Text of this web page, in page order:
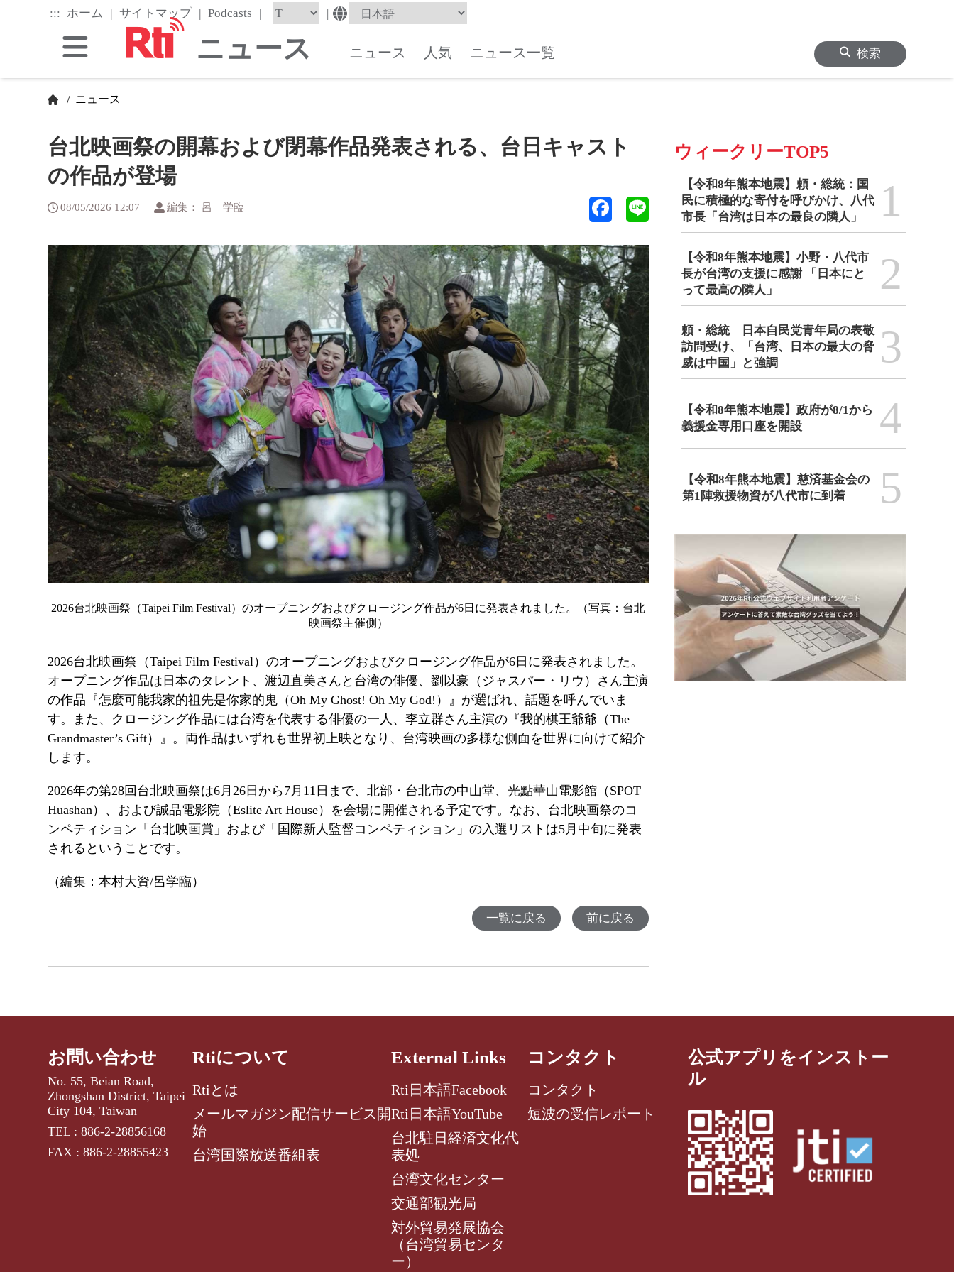
::: ホーム | サイトマップ | Podcasts | |
ニュース | ニュース 人気 ニュース一覧 検索
/ ニュース
台北映画祭の開幕および閉幕作品発表される、台日キャスト
の作品が登場
08/05/2026 12:07 編集： 呂 学臨
2026台北映画祭（Taipei Film Festival）のオープニングおよびクロージング作品が6日に発表されました。（写真：台北
映画祭主催側）
2026台北映画祭（Taipei Film Festival）のオープニングおよびクロージング作品が6 日に発表されました。
オープニング作品は日本のタレント、渡辺直美さんと台湾の俳優、劉以豪（ジャスパー・リウ）さん主演
の作品『怎麼可能我家的祖先是你家的鬼（Oh My Ghost! Oh My God! ）』が選ばれ、話題を呼んでいま
す。また、クロージング作品には台湾を代表する俳優の一人、李立群さん主演の『我的棋王爺爺（The
Grandmaster’s Gift）』。両作品はいずれも世界初上映となり、台湾映画の多様な側面を世界に向けて紹介
します。
2026年の第28回台北映画祭は6月26 日から7月 11 日まで、北部・台北市の中山堂、光點華山電影館（ SPOT
Huashan）、および誠品電影院（Eslite Art House）を会場に開催される予定です。なお、台北映画祭のコ
ンペティション「台北映画賞」および「国際新人監督コンペティション」の入選リストは5月中旬に発表
されるということです。
（編集：本村大資/呂学臨）
一覧に戻る 前に戻る
ウィークリーTOP5
【令和8年熊本地震】頼・総統：国
民に積極的な寄付を呼びかけ、八代
市長「台湾は日本の最良の隣人」
1
【令和8年熊本地震】小野・八代市
長が台湾の支援に感謝 「日本にと
って最高の隣人」
2
頼・総統 日本自民党青年局の表敬
訪問受け、「台湾、日本の最大の脅
威は中国」と強調
3
【令和8年熊本地震】政府が8/1から
義援金専用口座を開設
4
【令和8年熊本地震】慈済基金会の
第1陣救援物資が八代市に到着
5
お問い合わせ
No. 55, Beian Road,
Zhongshan District, Taipei
City 104, Taiwan
TEL : 886-2-28856168
FAX : 886-2-28855423
Rtiについて
Rtiとは
メールマガジン配信サービス開
始
台湾国際放送番組表
External Links
Rti日本語Facebook
Rti日本語YouTube
台北駐日経済文化代
表処
台湾文化センター
交通部観光局
対外貿易発展協会
（台湾貿易センタ
ー）
コンタクト
コンタクト
短波の受信レポート
公式アプリをインストー
ル